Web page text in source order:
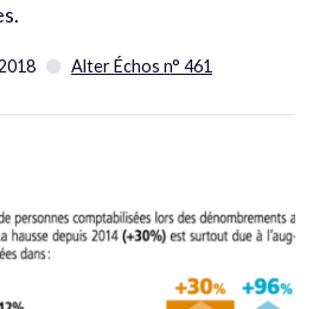
Alter Échos n° 461